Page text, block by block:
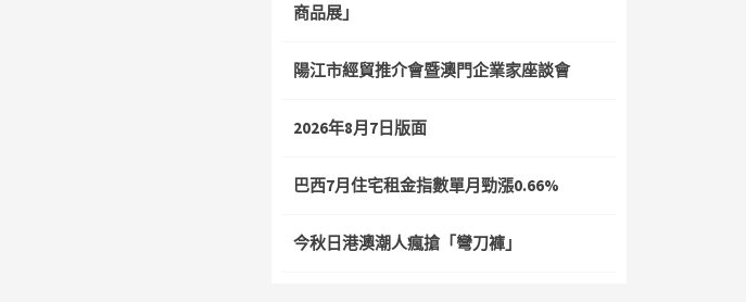
商品展」
陽江市經貿推介會暨澳門企業家座談會
2026年8月7日版面
巴西7月住宅租金指數單月勁漲0.66%
今秋日港澳潮人瘋搶「彎刀褲」